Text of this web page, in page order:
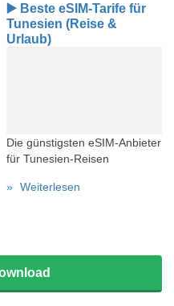
▶️ Beste eSIM-Tarife für
Tunesien (Reise &
Urlaub)
Die günstigsten eSIM-Anbieter
für Tunesien-Reisen
Weiterlesen